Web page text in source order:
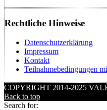
Rechtliche Hinweise
Datenschutzerklärung
Impressum
Kontakt
Teilnahmebedingungen
COPYRIGHT 2014-2025
Back to top
Search for: